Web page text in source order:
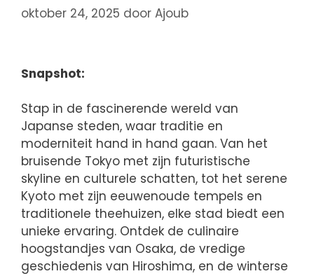
oktober 24, 2025 door Ajoub
Snapshot:
Stap in de fascinerende wereld van
Japanse steden, waar traditie en
moderniteit hand in hand gaan. Van het
bruisende Tokyo met zijn futuristische
skyline en culturele schatten, tot het serene
Kyoto met zijn eeuwenoude tempels en
traditionele theehuizen, elke stad biedt een
unieke ervaring. Ontdek de culinaire
hoogstandjes van Osaka, de vredige
geschiedenis van Hiroshima, en de winterse